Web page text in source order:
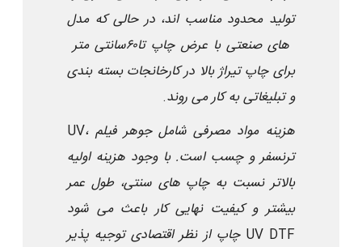
تولید محدود مناسب اند، در حالی که مدل
های صنعتی با عرض چاپ تا
۶۰
سانتی متر
برای چاپ تیراژ بالا در کارخانجات بسته بندی
و تبلیغاتی به کار می روند.
هزینه مواد مصرفی شامل جوهرUV
، فیلم
ترنسفر و چسب است. با وجود هزینه اولیه
بالاتر نسبت به چاپ های سنتی، طول عمر
بیشتر و کیفیت نهایی کار باعث می شود
چاپUV DTF
از نظر اقتصادی توجیه پذیر